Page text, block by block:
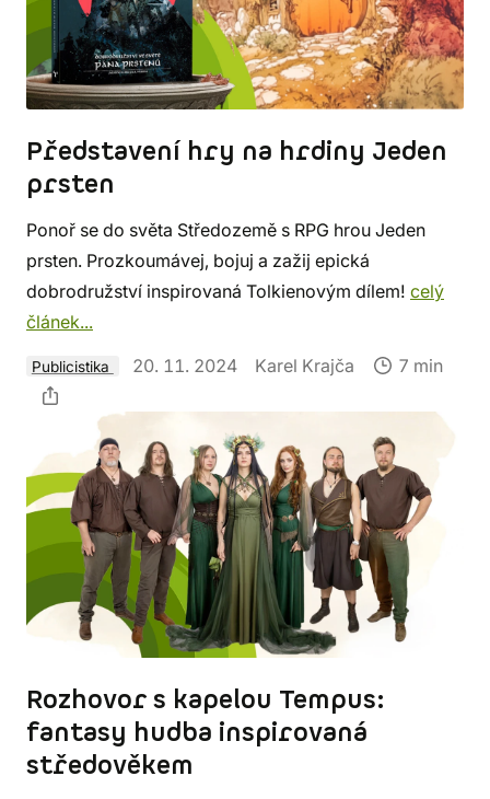
Představení hry na hrdiny Jeden
prsten
Ponoř se do světa Středozemě s RPG hrou Jeden
prsten. Prozkoumávej, bojuj a zažij epická
dobrodružství inspirovaná Tolkienovým dílem! celý
článek...
Publicistika 20. 11. 2024 Karel Krajča 7 min
Rozhovor s kapelou Tempus:
fantasy hudba inspirovaná
středověkem